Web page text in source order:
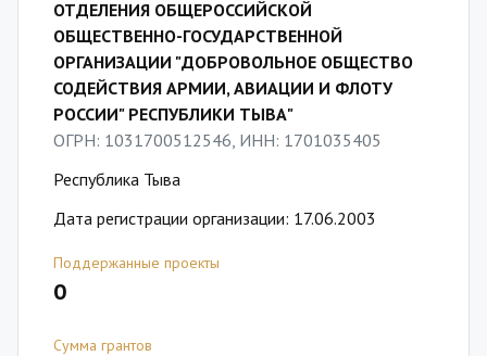
ОТДЕЛЕНИЯ ОБЩЕРОССИЙСКОЙ
ОБЩЕСТВЕННО-ГОСУДАРСТВЕННОЙ
ОРГАНИЗАЦИИ "ДОБРОВОЛЬНОЕ ОБЩЕСТВО
СОДЕЙСТВИЯ АРМИИ, АВИАЦИИ И ФЛОТУ
РОССИИ" РЕСПУБЛИКИ ТЫВА"
ОГРН: 1031700512546, ИНН: 1701035405
Республика Тыва
Дата регистрации организации: 17.06.2003
Поддержанные проекты
0
Сумма грантов